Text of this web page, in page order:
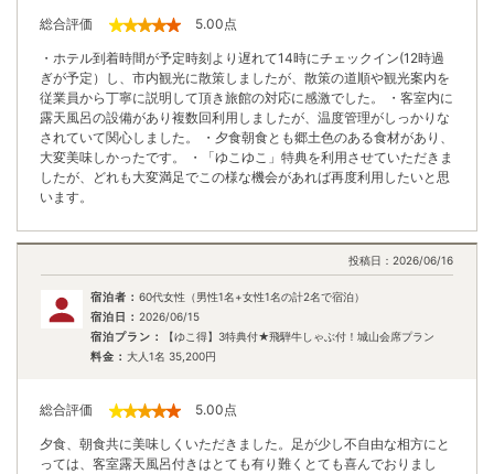
総合評価 5.00点
・ホテル到着時間が予定時刻より遅れて14時にチェックイン(12時過
ぎが予定）し、市内観光に散策しましたが、散策の道順や観光案内を
従業員から丁寧に説明して頂き旅館の対応に感激でした。 ・客室内に
露天風呂の設備があり複数回利用しましたが、温度管理がしっかりな
されていて関心しました。 ・夕食朝食とも郷土色のある食材があり、
大変美味しかったです。 ・「ゆこゆこ」特典を利用させていただきま
したが、どれも大変満足でこの様な機会があれば再度利用したいと思
います。
投稿日： 2026/06/16
宿泊者： 60代女性（男性1名+女性1名の計2名で宿泊）
宿泊日： 2026/06/15
宿泊プラン：
【ゆこ得】3特典付★飛騨牛しゃぶ付！城山会席プラン
料金： 大人1名 35,200円
総合評価 5.00点
夕食、朝食共に美味しくいただきました。足が少し不自由な相方にと
っては、客室露天風呂付きはとても有り難くとても喜んでおりまし